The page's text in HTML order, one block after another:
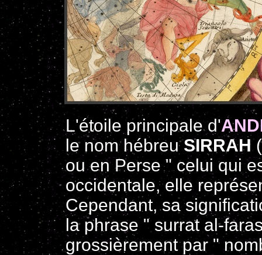
L'étoile principale d'
le nom hébreuSIRRAH
ou en Perse " celui qui
occidentale, elle
Cependant, sa
la phrase " surrat al-
grossièrement par "